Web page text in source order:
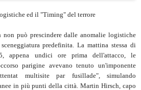
ed il "Timing" del terrore
non può prescindere dalle anomalie logistiche
predefinita. La mattina stessa di
appena undici ore prima dell'attacco, le
parigine avevano tenuto un'imponente
multisite par fusillade", simulando
in più punti della città. Martin Hirsch, capo